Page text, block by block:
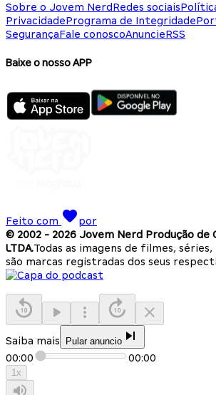
Sobre o Jovem NerdRedes sociais
PrivacidadePrograma de Integridade
SegurançaFale conoscoAnuncieRSS
Baixe o nosso APP
Feito com
por
© 2002 - 2026 Jovem Nerd Produção de
LTDA.Todas as imagens de filmes,
são marcas registradas dos seus
Saiba mais Pular anuncio
00:00 00:00
1x